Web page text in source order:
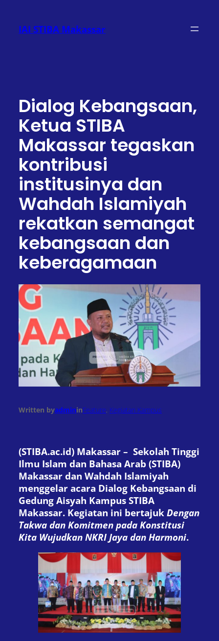
konten
IAI STIBA Makassar
Dialog Kebangsaan,
Ketua STIBA
Makassar tegaskan
kontribusi
institusinya dan
Wahdah Islamiyah
rekatkan semangat
kebangsaan dan
keberagamaan
Written byadmininFeature, Kegiatan Kampus
(STIBA.ac.id) Makassar – Sekolah Tinggi
Ilmu Islam dan Bahasa Arab (STIBA)
Makassar dan Wahdah Islamiyah
menggelar acara Dialog Kebangsaan di
Gedung Aisyah Kampus STIBA
Makassar. Kegiatan ini bertajuk Dengan
Takwa dan Komitmen pada Konstitusi
Kita Wujudkan NKRI Jaya dan Harmoni.